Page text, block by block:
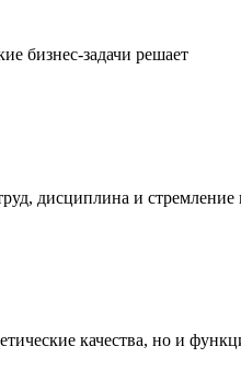
бизнес-задачи решает
дисциплина и стремление
качества, но и